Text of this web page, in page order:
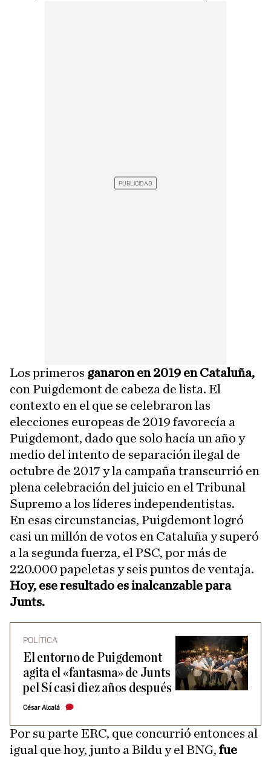
Los primeros ganaron en 2019 en Cataluña,
con Puigdemont de cabeza de lista. El
contexto en el que se celebraron las
elecciones europeas de 2019 favorecía a
Puigdemont, dado que solo hacía un año y
medio del intento de separación ilegal de
octubre de 2017 y la campaña transcurrió en
plena celebración del juicio en el Tribunal
Supremo a los líderes independentistas.
En esas circunstancias, Puigdemont logró
casi un millón de votos en Cataluña y superó
a la segunda fuerza, el PSC, por más de
220.000 papeletas y seis puntos de ventaja.
Hoy, ese resultado es inalcanzable para
Junts.
POLÍTICA
El entorno de Puigdemont
agita el «fantasma» de Junts
pel Sí casi diez años después
César Alcalá
Por su parte ERC, que concurrió entonces al
igual que hoy, junto a Bildu y el BNG, fue